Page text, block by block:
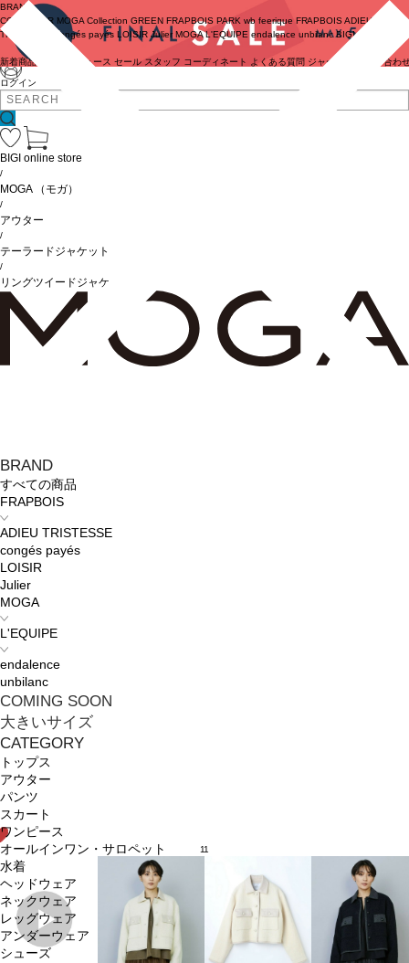
ログイン
BRAND
COUTURIER MOGA Collection GREEN FRAPBOIS PARK wb feerique FRAPBOIS ADIEU
TRISTESSE
congés payés LOISIR Julier MOGA L'EQUIPE endalence unbilanc BIGI online store
新着商品 ニュース セール スタッフ コーディネート よくある質問 ジャーナル お問い合わ
BRAND
すべての商品
FRAPBOIS
ADIEU TRISTESSE
congés payés
LOISIR
Julier
MOGA
L'EQUIPE
endalence
unbilanc
COMING SOON
大きいサイズ
CATEGORY
トップス
アウター
パンツ
スカート
ワンピース
オールインワン・サロペット
水着
ヘッドウェア
ネックウェア
レッグウェア
アンダーウェア
シューズ
BIGI online store
/
MOGA （モガ）
/
アウター
/
テーラードジャケット
/
リングツイードジャケット
11